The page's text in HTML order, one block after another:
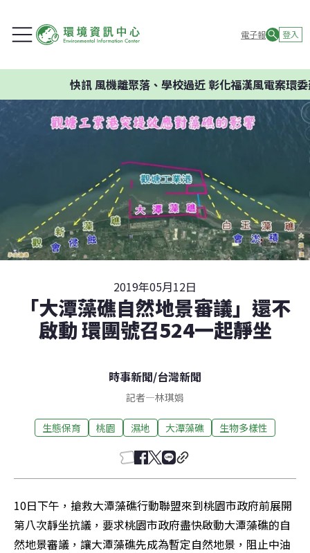
電子報 登入
風機離聚落、學校過近 彰化福漢風電案環委建議
2019年05月12日
「大潭藻礁自然地景審議」還不
啟動 環團號召524一起靜坐
時事新聞/台灣新聞
記者—林琪娟
生態保育 桃園 濕地 大潭藻礁 生物多樣性
10日下午，搶救大潭藻礁行動聯盟來到桃園市政府前展開
第八次靜坐抗議，要求桃園市政府盡快啟動大潭藻礁的自
然地景審議，讓大潭藻礁先成為暫定自然地景，阻止中油